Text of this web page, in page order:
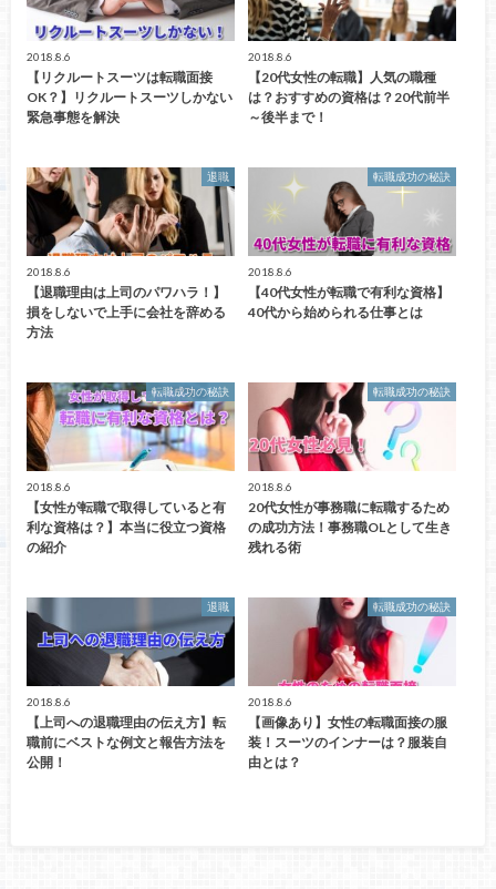
2018.8.6
【リクルートスーツは転職面接
OK？】リクルートスーツしかない
緊急事態を解決
2018.8.6
【20代女性の転職】人気の職種
は？おすすめの資格は？20代前半
～後半まで！
退職
2018.8.6
【退職理由は上司のパワハラ！】
損をしないで上手に会社を辞める
方法
転職成功の秘訣
2018.8.6
【40代女性が転職で有利な資格】
40代から始められる仕事とは
転職成功の秘訣
2018.8.6
【女性が転職で取得していると有
利な資格は？】本当に役立つ資格
の紹介
転職成功の秘訣
2018.8.6
20代女性が事務職に転職するため
の成功方法！事務職OLとして生き
残れる術
退職
2018.8.6
【上司への退職理由の伝え方】転
職前にベストな例文と報告方法を
公開！
転職成功の秘訣
2018.8.6
【画像あり】女性の転職面接の服
装！スーツのインナーは？服装自
由とは？